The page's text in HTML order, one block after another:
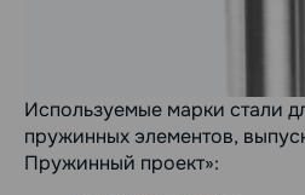
Используемые марки стали
пружинных элементов,
Пружинный проект»: